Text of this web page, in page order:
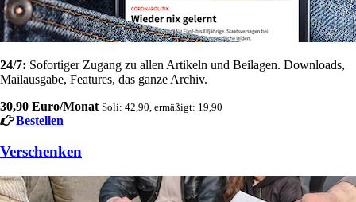
24/7: Sofortiger Zugang zu allen Artikeln und Beilagen. Downloads,
Mailausgabe, Features, das ganze Archiv.
30,90 Euro/Monat Soli: 42,90, ermäßigt: 19,90
Bestellen
Verschenken